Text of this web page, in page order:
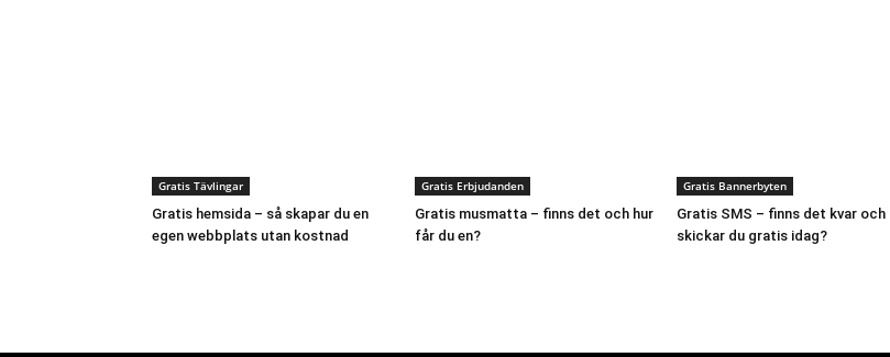
Gratis Tävlingar
Gratis hemsida – så skapar du en
egen webbplats utan kostnad
Gratis Erbjudanden
Gratis musmatta – finns det och hur
får du en?
Gratis Bannerbyten
Gratis SMS – finns det kvar och
skickar du gratis idag?